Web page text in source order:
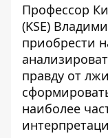
Профессор
(KSE)
приобрести
правду от
наиболее